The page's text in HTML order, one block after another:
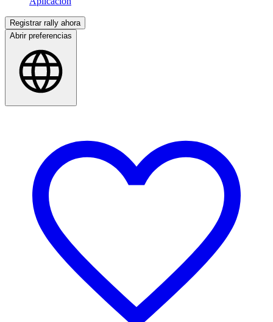
Registrar rally ahora
Abrir preferencias